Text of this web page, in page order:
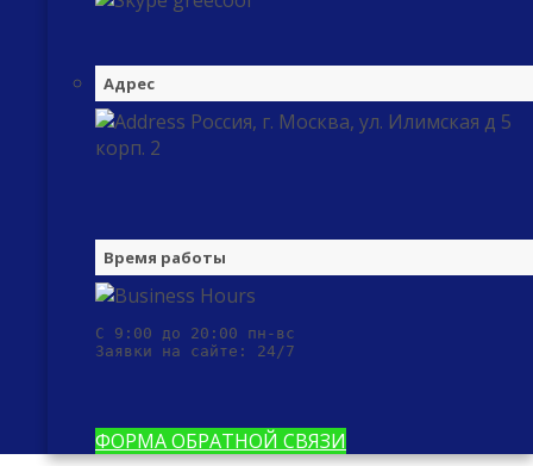
Адрес
Россия, г. Москва, ул. Илимская д 5
корп. 2
Время работы
С 9:00 до 20:00 пн-вс
Заявки на сайте: 24/7
ФОРМА ОБРАТНОЙ СВЯЗИ